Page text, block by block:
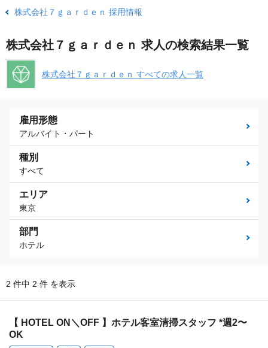
株式会社７ｇａｒｄｅｎ 採用情報
株式会社７ｇａｒｄｅｎ 求人の検索結果一覧
株式会社７ｇａｒｄｅｎ すべての求人一覧
雇用形態
アルバイト・パート
種別
すべて
エリア
東京
部門
ホテル
2 件中 2 件 を表示
【 HOTEL ON＼OFF 】ホテル客室清掃スタッフ *週2〜
OK